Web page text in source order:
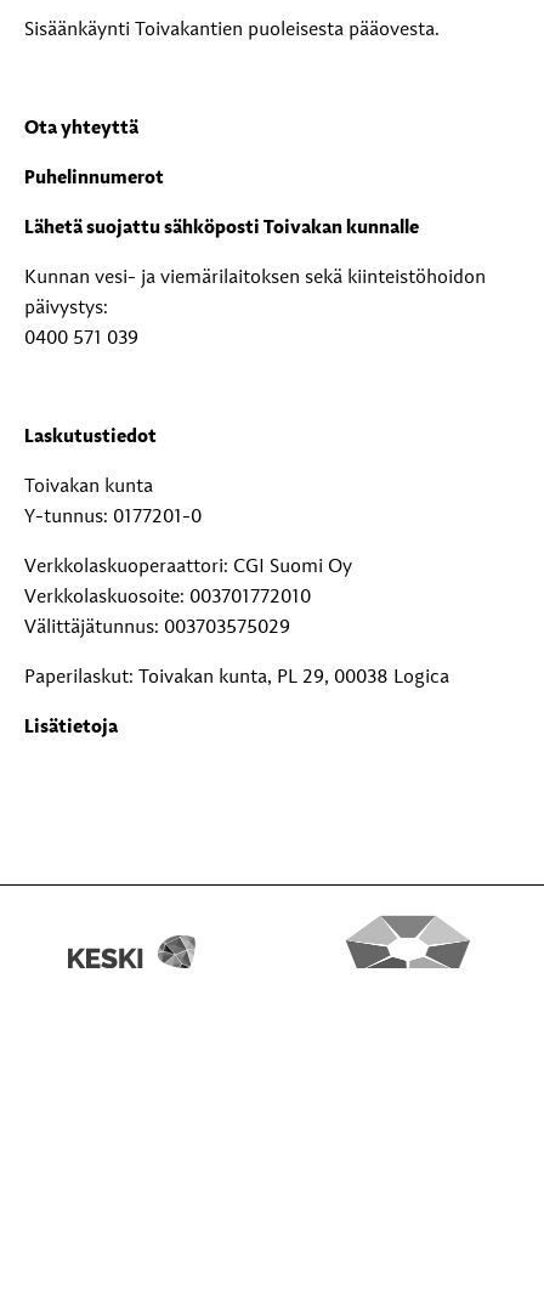
Sisäänkäynti Toivakantien puoleisesta pääovesta.
Ota yhteyttä
Puhelinnumerot
Lähetä suojattu sähköposti Toivakan kunnalle
Kunnan vesi- ja viemärilaitoksen sekä kiinteistöhoidon
päivystys:
0400 571 039
Laskutustiedot
Toivakan kunta
Y-tunnus: 0177201-0
Verkkolaskuoperaattori: CGI Suomi Oy
Verkkolaskuosoite: 003701772010
Välittäjätunnus: 003703575029
Paperilaskut: Toivakan kunta, PL 29, 00038 Logica
Lisätietoja